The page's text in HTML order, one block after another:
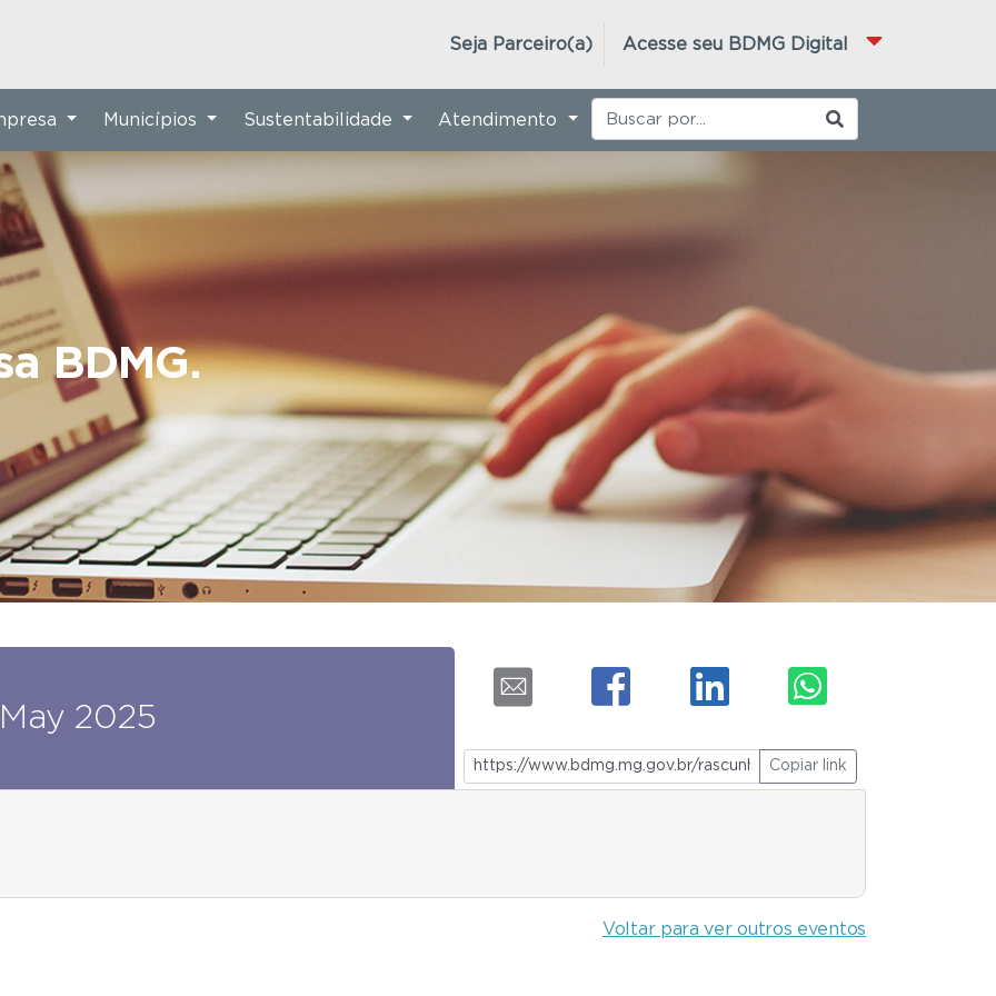
Acesse seu BDMG Digital
Seja Parceiro(a)
BDMG.
Municípios Sustentabilidade Atendimento
May 2025
Copiar link
Voltar para ver outros eventos